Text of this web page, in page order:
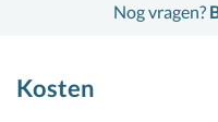
Nog vragen?
Kosten